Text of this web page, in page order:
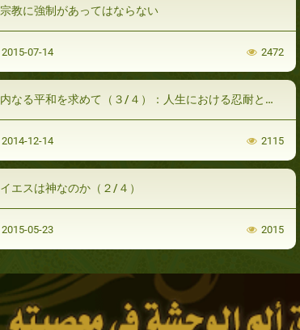
宗教に強制があってはならない
2015-07-14 2472
内なる平和を求めて（３/４）：人生における忍耐と目的
2014-12-14 2115
イエスは神なのか（２/４）
2015-05-23 2015